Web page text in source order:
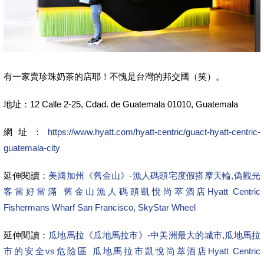
有一家賣珍珠奶茶的店耶！不愧是台灣的邦交國（笑）。
地址：12 Calle 2-25, Cdad. de Guatemala 01010, Guatemala
網址： https://www.hyatt.com/hyatt-centric/guact-hyatt-centric-
guatemala-city
延伸閱讀： 美國加州《舊金山》-漁人碼頭宅度假搭摩天輪,偽觀光
客當好當滿 舊金山漁人碼頭凱悅尚萃酒店Hyatt Centric
Fishermans Wharf San Francisco, SkyStar Wheel
延伸閱讀： 瓜地馬拉《瓜地馬拉市》-中美洲最大的城市,瓜地馬拉
市的安全vs危險區 瓜地馬拉市凱悅尚萃酒店Hyatt Centric